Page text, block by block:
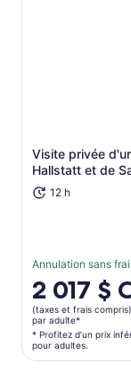
Visite privée
Hallstatt et de
12 h
Annulation sans
Le
prix
est
de 2 017 $ CA.
par
2 017 $
(taxes et frais compris)
par adulte*
* Profitez d’un prix
pour adultes.